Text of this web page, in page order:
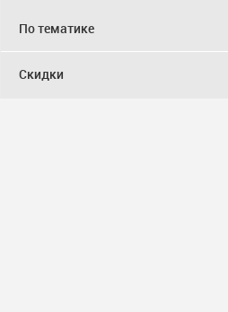
По тематике
Скидки